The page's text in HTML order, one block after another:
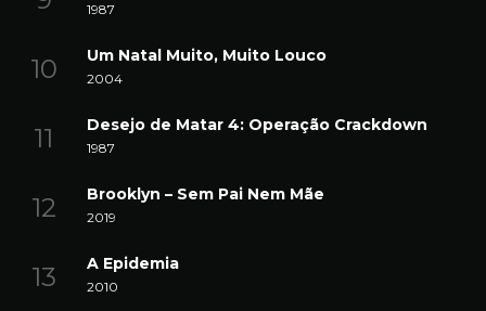
1987
Um Natal Muito, Muito Louco
2004
Desejo de Matar 4: Operação Crackdown
1987
Brooklyn – Sem Pai Nem Mãe
2019
A Epidemia
2010